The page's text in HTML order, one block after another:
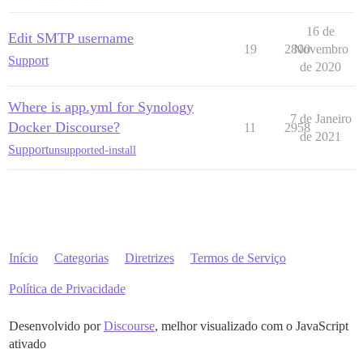
Edit SMTP username
Support
19 2800
16 de
Novembro
de 2020
Where is app.yml for Synology
Docker Discourse?
Supportunsupported-install
11 2958
7 de Janeiro
de 2021
Início Categorias Diretrizes Termos de Serviço
Política de Privacidade
Desenvolvido porDiscourse, melhor visualizado com o JavaScript
ativado